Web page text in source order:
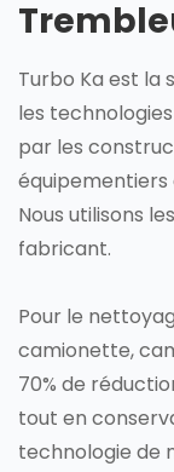
Turbo Ka est la
les
par les
Nous utilisons
fabricant.
Pour le
camionette,
70% de
tout en
technologie de